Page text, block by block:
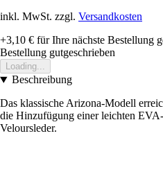
inkl. MwSt. zzgl. Versandkosten
+3,10 € für Ihre nächste Bestellung
Bestellung gutgeschrieben
Loading...
Beschreibung
Das klassische Arizona-Modell
die Hinzufügung einer leichten
Veloursleder.